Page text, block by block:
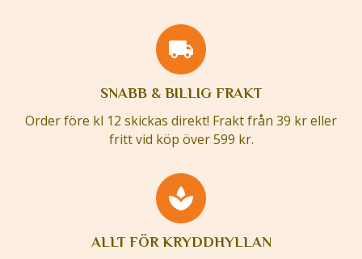
SNABB & BILLIG FRAKT
Order före kl 12 skickas direkt! Frakt från 39 kr eller
fritt vid köp över 599 kr.
ALLT FÖR KRYDDHYLLAN